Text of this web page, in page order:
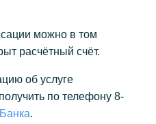
можно в том
расчётный счёт.
об услуге
по телефону 8-
.